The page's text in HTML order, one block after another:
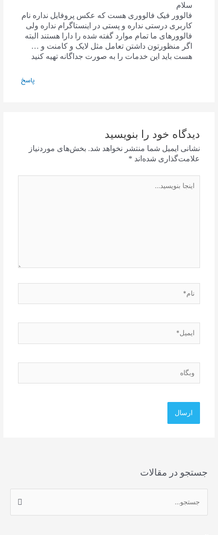
سلام
فالوور فیک فالووری هست که عکس پروفایل نداره نام
کاربری درستی نداره و پستی در اینستاگرام نداره ولی
فالوورهای ما تمام موارد گفته شده را دارا هستند البته
اگر منظورتون داشتن تعامل مثل لایک و کامنت و …
هست باید این خدمات را به صورت جداگانه تهیه کنید
پاسخ
دیدگاه‌ خود را بنویسید
نشانی ایمیل شما منتشر نخواهد شد. بخش‌های موردنیاز
علامت‌گذاری شده‌اند *
بنویسید…
وبگاه
جستجو در مقالات
س